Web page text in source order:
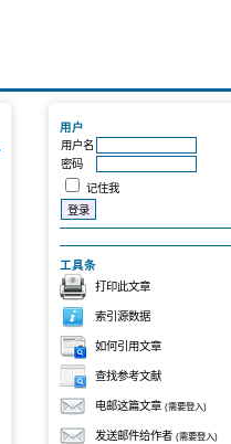
用户
用户名
密码
记住我
工具条
打印此文章
索引源数据
如何引用文章
查找参考文献
电邮这篇文章(需要登入)
发送邮件给作者(需要登入)